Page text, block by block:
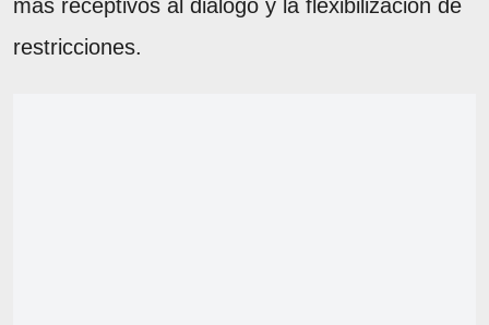
más receptivos al diálogo y la flexibilización de
restricciones.